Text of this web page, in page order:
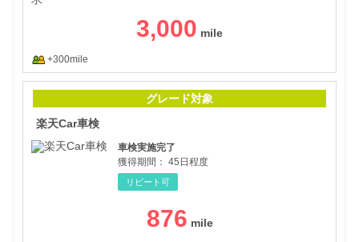
3,000
+300mile
グレード対象
楽天Car車検
車検実施完了
獲得期間： 45日程度
リピート可
876